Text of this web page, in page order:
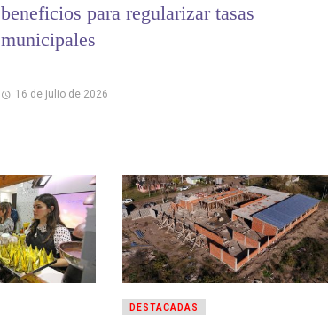
beneficios para regularizar tasas
municipales
16 de julio de 2026
DESTACADAS